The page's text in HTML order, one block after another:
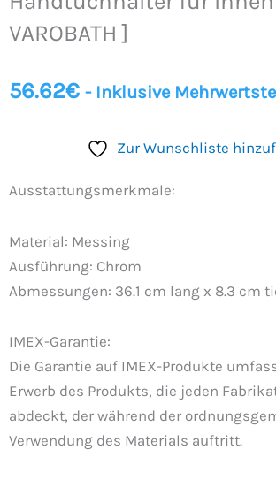
VAROBATH ]
56.62€ - Inklusive
Zur Wunschliste
Ausstattungsmerkmale:
Material: Messing
Ausführung: Chrom
Abmessungen: 36.1 cm lang x 8.3 cm
IMEX-Garantie:
Die Garantie auf IMEX-Produkte
Erwerb des Produkts, die jeden
abdeckt, der während der
Verwendung des Materials auftritt.
VAROBATH